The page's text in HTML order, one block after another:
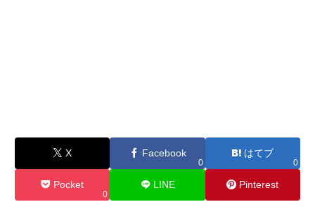
X Facebook
0
はてブ
0
Pocket
0
LINE Pinterest